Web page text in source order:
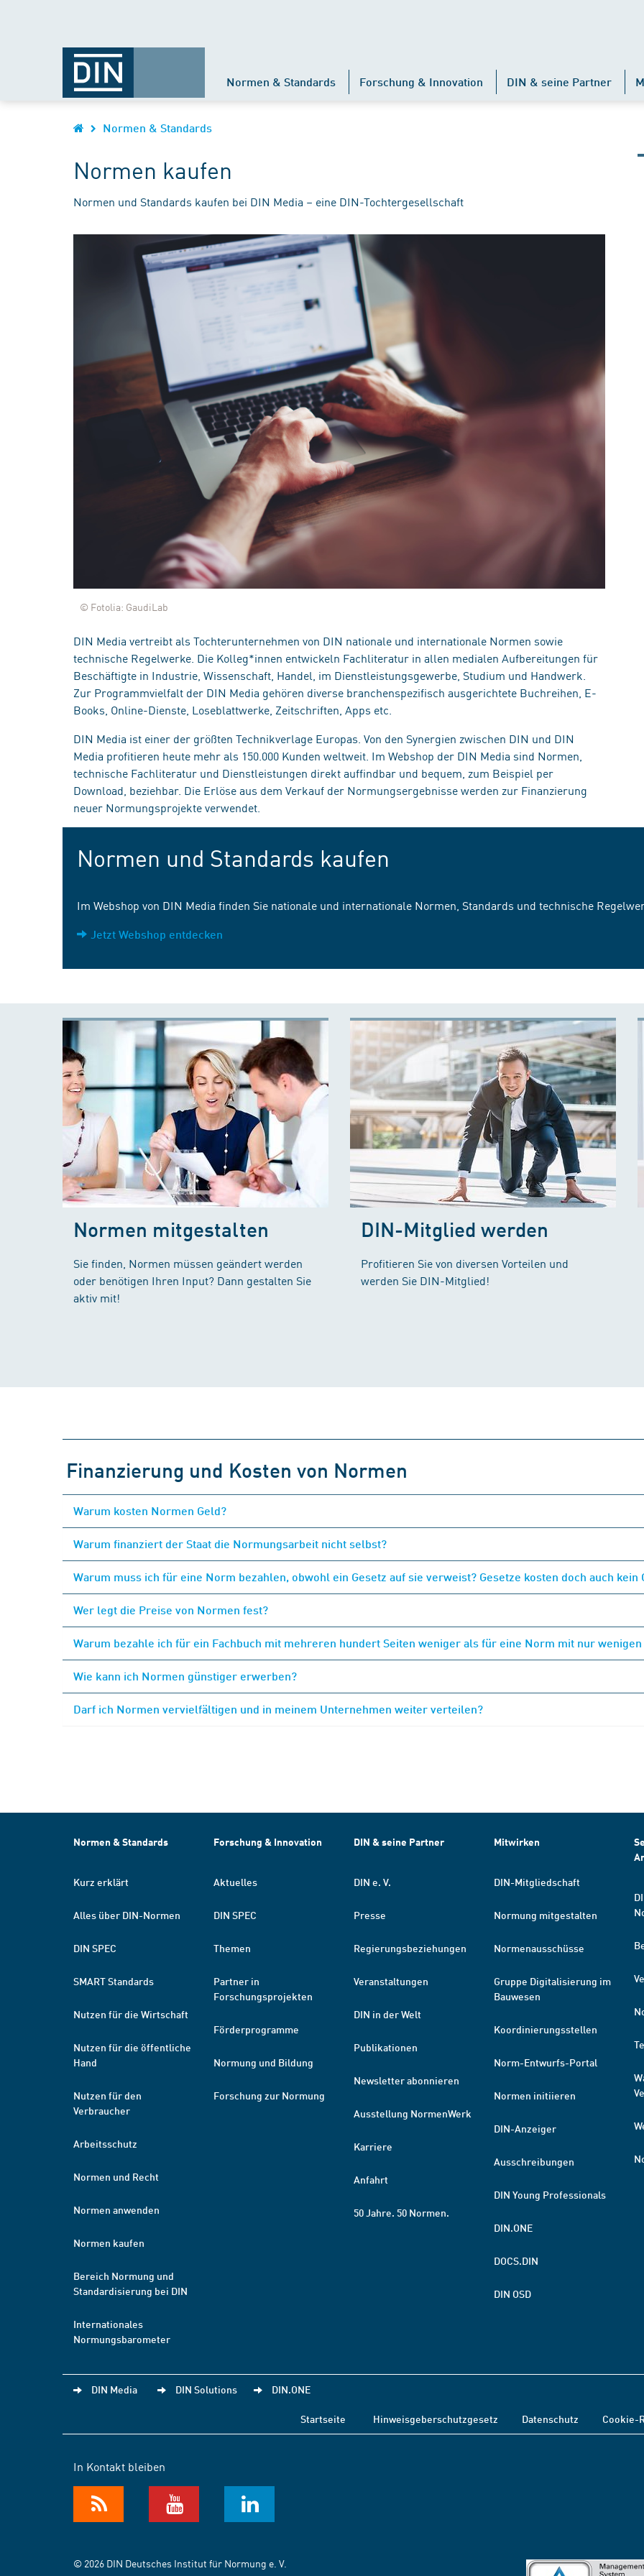
Normen & Standards Forschung & Innovation DIN & seine Partner
Normen & Standards
Normen kaufen
Normen und Standards kaufen bei DIN Media – eine DIN-Tochtergesellschaft
© Fotolia: GaudiLab
DIN Media vertreibt als Tochterunternehmen von DIN nationale und internationale Normen sowie
technische Regelwerke. Die Kolleg*innen entwickeln Fachliteratur in allen medialen Aufbereitungen für
Beschäftigte in Industrie, Wissenschaft, Handel, im Dienstleistungsgewerbe, Studium und Handwerk.
Zur Programmvielfalt der DIN Media gehören diverse branchenspezifisch ausgerichtete Buchreihen, E-
Books, Online-Dienste, Loseblattwerke, Zeitschriften, Apps etc.
DIN Media ist einer der größten Technikverlage Europas. Von den Synergien zwischen DIN und DIN
Media profitieren heute mehr als 150.000 Kunden weltweit. Im Webshop der DIN Media sind Normen,
technische Fachliteratur und Dienstleistungen direkt auffindbar und bequem, zum Beispiel per
Download, beziehbar. Die Erlöse aus dem Verkauf der Normungsergebnisse werden zur Finanzierung
neuer Normungsprojekte verwendet.
Normen und Standards kaufen
Im Webshop von DIN Media finden Sie nationale und internationale Normen, Standards und technische
Jetzt Webshop entdecken
Normen mitgestalten
Sie finden, Normen müssen geändert werden
oder benötigen Ihren Input? Dann gestalten Sie
aktiv mit!
DIN-Mitglied werden
Profitieren Sie von diversen Vorteilen und
werden Sie DIN-Mitglied!
Finanzierung und Kosten von Normen
Warum kosten Normen Geld?
Warum finanziert der Staat die Normungsarbeit nicht selbst?
Warum muss ich für eine Norm bezahlen, obwohl ein Gesetz auf sie verweist? Gesetze kosten doch auch kein
Wer legt die Preise von Normen fest?
Warum bezahle ich für ein Fachbuch mit mehreren hundert Seiten weniger als für eine Norm mit nur wenigen
Wie kann ich Normen günstiger erwerben?
Darf ich Normen vervielfältigen und in meinem Unternehmen weiter verteilen?
Normen & Standards
Kurz erklärt
Alles über DIN-Normen
DIN SPEC
SMART Standards
Nutzen für die Wirtschaft
Nutzen für die öffentliche
Hand
Nutzen für den
Verbraucher
Arbeitsschutz
Normen und Recht
Normen anwenden
Normen kaufen
Bereich Normung und
Standardisierung bei DIN
Internationales
Normungsbarometer
Forschung & Innovation
Aktuelles
DIN SPEC
Themen
Partner in
Forschungsprojekten
Förderprogramme
Normung und Bildung
Forschung zur Normung
DIN & seine Partner
DIN e. V.
Presse
Regierungsbeziehungen
Veranstaltungen
DIN in der Welt
Publikationen
Newsletter abonnieren
Ausstellung NormenWerk
Karriere
Anfahrt
50 Jahre. 50 Normen.
Mitwirken
DIN-Mitgliedschaft
Normung mitgestalten
Normenausschüsse
Gruppe Digitalisierung im
Bauwesen
Koordinierungsstellen
Norm-Entwurfs-Portal
Normen initiieren
DIN-Anzeiger
Ausschreibungen
DIN Young Professionals
DIN.ONE
DOCS.DIN
DIN OSD
DIN Media DIN Solutions DIN.ONE
Startseite Hinweisgeberschutzgesetz Datenschutz Cookie-
In Kontakt bleiben
© 2026 DIN Deutsches Institut für Normung e. V.